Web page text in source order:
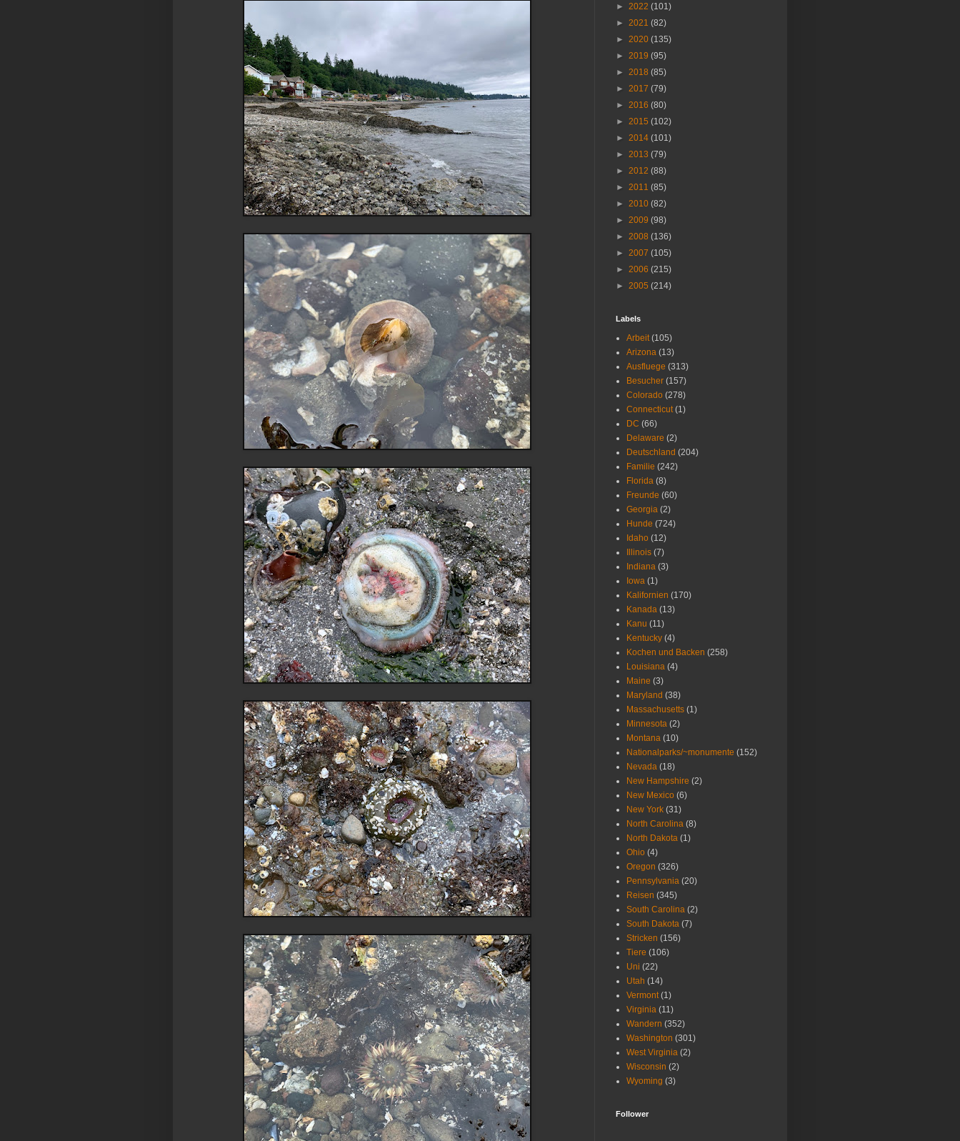
► 2022 (101)
► 2021 (82)
► 2020 (135)
► 2019 (95)
► 2018 (85)
► 2017 (79)
► 2016 (80)
► 2015 (102)
► 2014 (101)
► 2013 (79)
► 2012 (88)
► 2011 (85)
► 2010 (82)
► 2009 (98)
► 2008 (136)
► 2007 (105)
► 2006 (215)
► 2005 (214)
Labels
Arbeit (105)
Arizona (13)
Ausfluege (313)
Besucher (157)
Colorado (278)
Connecticut (1)
DC (66)
Delaware (2)
Deutschland (204)
Familie (242)
Florida (8)
Freunde (60)
Georgia (2)
Hunde (724)
Idaho (12)
Illinois (7)
Indiana (3)
Iowa (1)
Kalifornien (170)
Kanada (13)
Kanu (11)
Kentucky (4)
Kochen und Backen (258)
Louisiana (4)
Maine (3)
Maryland (38)
Massachusetts (1)
Minnesota (2)
Montana (10)
Nationalparks/~monumente (152)
Nevada (18)
New Hampshire (2)
New Mexico (6)
New York (31)
North Carolina (8)
North Dakota (1)
Ohio (4)
Oregon (326)
Pennsylvania (20)
Reisen (345)
South Carolina (2)
South Dakota (7)
Stricken (156)
Tiere (106)
Uni (22)
Utah (14)
Vermont (1)
Virginia (11)
Wandern (352)
Washington (301)
West Virginia (2)
Wisconsin (2)
Wyoming (3)
Follower